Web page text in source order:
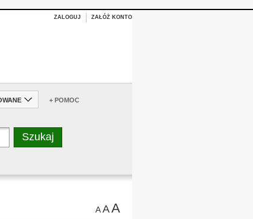
ZALOGUJ ZAŁÓŻ KONTO
+ POMOC
AAA